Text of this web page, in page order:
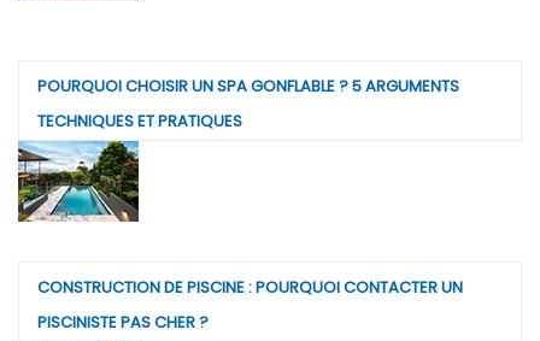
POURQUOI CHOISIR UN SPA GONFLABLE ? 5 ARGUMENTS
TECHNIQUES ET PRATIQUES
CONSTRUCTION DE PISCINE : POURQUOI CONTACTER UN
PISCINISTE PAS CHER ?